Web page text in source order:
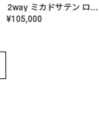
2way ミカドサテン ロールカラードレス〈PD-WDOR-511〉
¥105,000